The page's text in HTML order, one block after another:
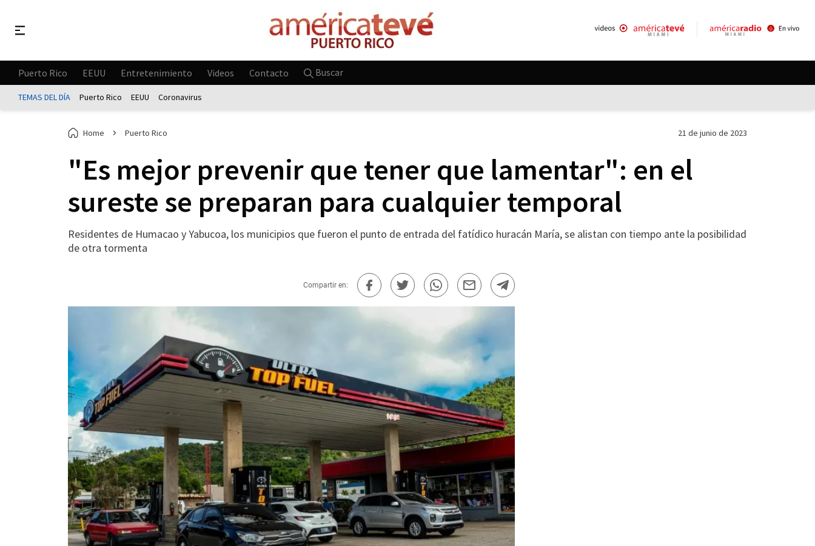
Puerto Rico EEUU Entretenimiento Videos Contacto Buscar
TEMAS DEL DÍA Puerto Rico EEUU Coronavirus
Home Puerto Rico 21 de junio de 2023
"Es mejor prevenir que tener que lamentar": en el
sureste se preparan para cualquier temporal
Residentes de Humacao y Yabucoa, los municipios que fueron el punto de entrada del fatídico huracán María, se alistan con tiempo ante la posibilidad
de otra tormenta
Compartir en: